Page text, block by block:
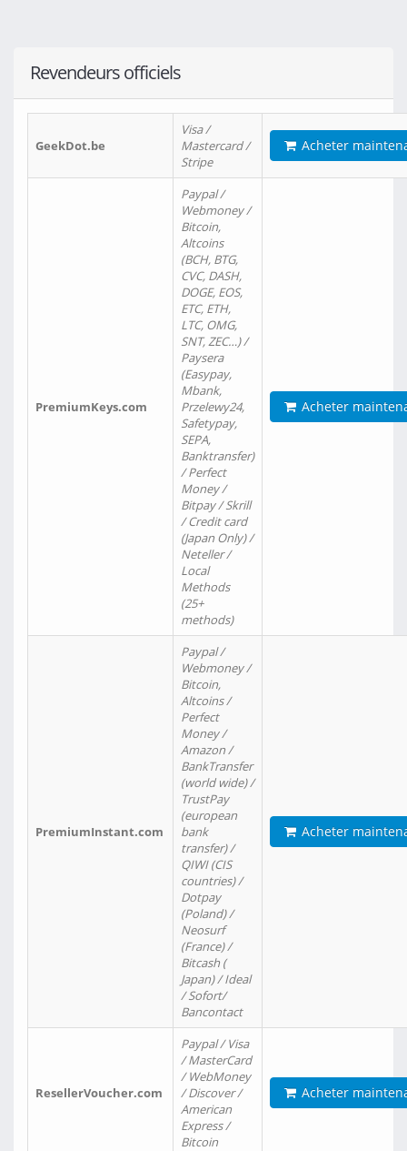
Revendeurs officiels
GeekDot.be
Visa /
Mastercard /
Stripe
Acheter
PremiumKeys.com
Paypal /
Webmoney /
Bitcoin,
Altcoins
(BCH, BTG,
CVC, DASH,
DOGE, EOS,
ETC, ETH,
LTC, OMG,
SNT, ZEC…) /
Paysera
(Easypay,
Mbank,
Przelewy24,
Safetypay,
SEPA,
Banktransfer)
/ Perfect
Money /
Bitpay / Skrill
/ Credit card
(Japan Only) /
Neteller /
Local
Methods
(25+
methods)
Acheter
PremiumInstant.com
Paypal /
Webmoney /
Bitcoin,
Altcoins /
Perfect
Money /
Amazon /
BankTransfer
(world wide) /
TrustPay
(european
bank
transfer) /
QIWI (CIS
countries) /
Dotpay
(Poland) /
Neosurf
(France) /
Bitcash (
Japan) / Ideal
/ Sofort/
Bancontact
Acheter
ResellerVoucher.com
Paypal / Visa
/ MasterCard
/ WebMoney
/ Discover /
American
Express /
Bitcoin
Acheter